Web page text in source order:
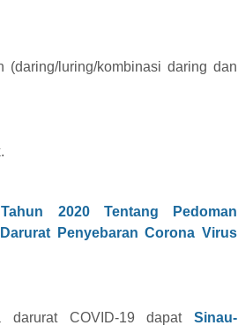
luring/kombinasi daring dan
2020 Tentang Pedoman
Penyebaran Corona Virus
darurat COVID-19 dapatSinau-